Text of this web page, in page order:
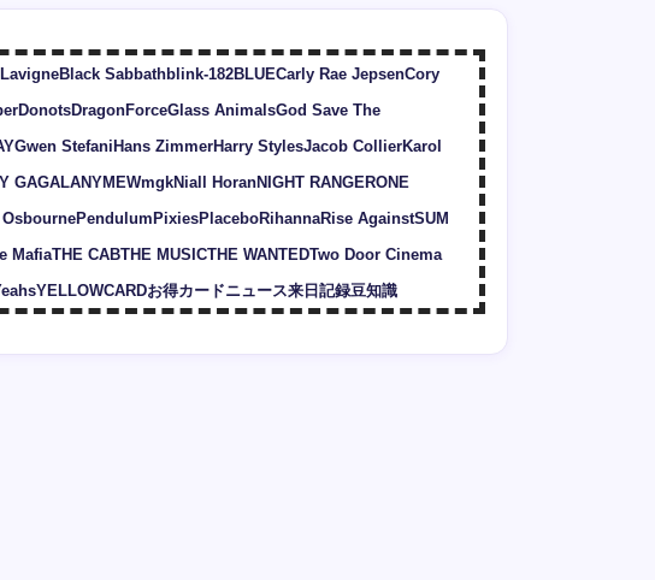
Black Sabbathblink-182BLUECarly Rae JepsenCory
DonotsDragonForceGlass AnimalsGod Save The
Gwen Stefani Hans ZimmerHarry StylesJacob CollierKarol
GAGALANYMEWmgkNiall HoranNIGHT RANGERONE
Pendulum PixiesPlaceboRihannaRise AgainstSUM
MafiaTHE CABTHE MUSICTHE WANTEDTwo Door Cinema
YELLOWCARDお得カードニュース来日記録豆知識